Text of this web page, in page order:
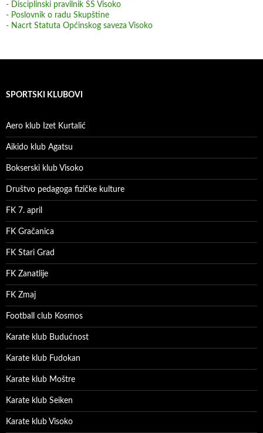
- Disciplinski pravilnik SS Visoko
- Poslovnik o radu Skupštine
- Nacrt Statuta Općinskog saveza Visoko
SPORTSKI KLUBOVI
Aero klub Izet Kurtalić
Aikido klub Agatsu
Bokserski klub Visoko
Društvo pedagoga fizičke kulture
FK 7. april
FK Gračanica
FK Stari Grad
FK Zanatlije
FK Zmaj
Football club Kosmos
Karate klub Budućnost
Karate klub Fudokan
Karate klub Moštre
Karate klub Seiken
Karate klub Visoko